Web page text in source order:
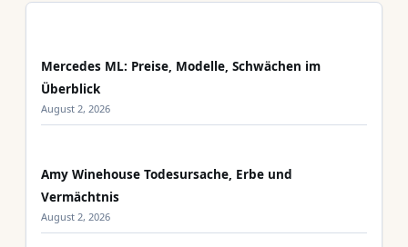
Mercedes ML: Preise, Modelle, Schwächen im
Überblick
August 2, 2026
Amy Winehouse Todesursache, Erbe und
Vermächtnis
August 2, 2026